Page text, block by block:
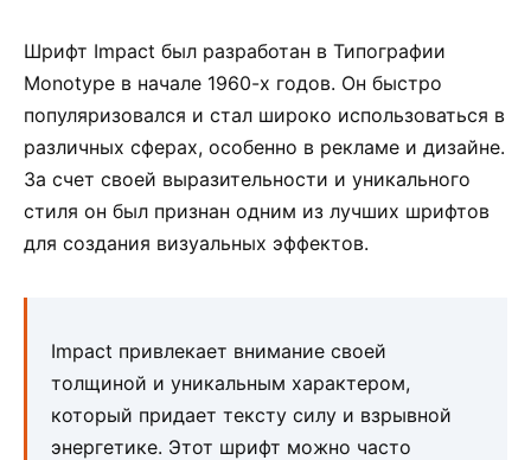
Шрифт Impact был разработан в Типографии
Monotype в начале 1960-х годов. Он быстро
популяризовался и стал широко использоваться в
различных сферах, особенно в рекламе и дизайне.
За счет своей выразительности и уникального
стиля он был признан одним из лучших шрифтов
для создания визуальных эффектов.
Impact привлекает внимание своей
толщиной и уникальным характером,
который придает тексту силу и взрывной
энергетике. Этот шрифт можно часто